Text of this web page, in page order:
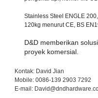
Stainless Steel ENGLE
120kg menurut CE, BS
D&D memberikan
proyek komersial.
Kontak: David Jian
Mobile: 0086-139 2903 7292
E-mail: